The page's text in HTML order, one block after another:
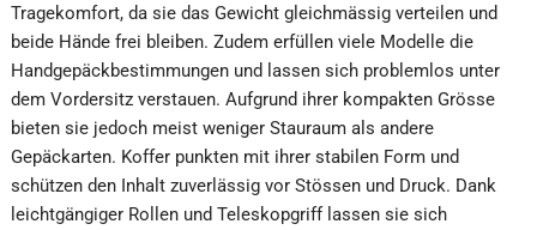
Tragekomfort, da sie das Gewicht gleichmässig verteilen und
beide Hände frei bleiben. Zudem erfüllen viele Modelle die
Handgepäckbestimmungen und lassen sich problemlos unter
dem Vordersitz verstauen. Aufgrund ihrer kompakten Grösse
bieten sie jedoch meist weniger Stauraum als andere
Gepäckarten. Koffer punkten mit ihrer stabilen Form und
schützen den Inhalt zuverlässig vor Stössen und Druck. Dank
leichtgängiger Rollen und Teleskopgriff lassen sie sich